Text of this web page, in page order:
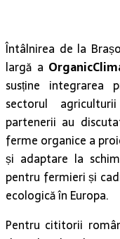
Întâlnirea de la
largă a
susține integrarea
sectorul
partenerii au
ferme organice a
și adaptare la
pentru fermieri și
ecologică în Europa.
Pentru cititorii